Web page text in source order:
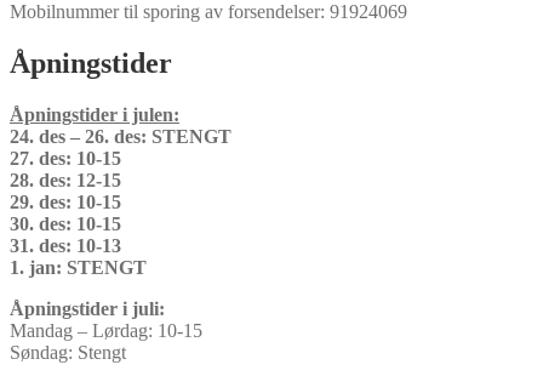
Mobilnummer til sporing av forsendelser: 91924069
Åpningstider
Åpningstider i julen:
24. des – 26. des: STENGT
27. des: 10-15
28. des: 12-15
29. des: 10-15
30. des: 10-15
31. des: 10-13
1. jan: STENGT
Åpningstider i juli:
Mandag – Lørdag: 10-15
Søndag: Stengt